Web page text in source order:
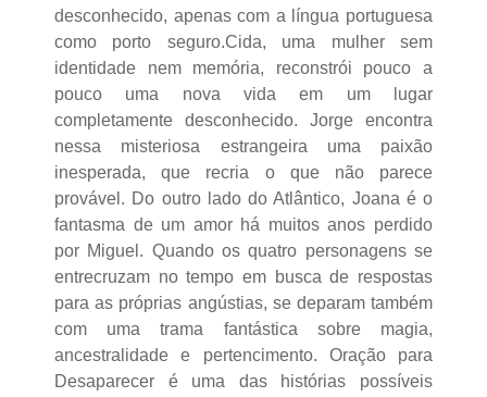
desconhecido, apenas com a língua portuguesa
como porto seguro.Cida, uma mulher sem
identidade nem memória, reconstrói pouco a
pouco uma nova vida em um lugar
completamente desconhecido. Jorge encontra
nessa misteriosa estrangeira uma paixão
inesperada, que recria o que não parece
provável. Do outro lado do Atlântico, Joana é o
fantasma de um amor há muitos anos perdido
por Miguel. Quando os quatro personagens se
entrecruzam no tempo em busca de respostas
para as próprias angústias, se deparam também
com uma trama fantástica sobre magia,
ancestralidade e pertencimento. Oração para
Desaparecer é uma das histórias possíveis